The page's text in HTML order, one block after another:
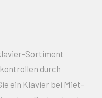
Sortiment
durch
ein Klavier bei Miet-